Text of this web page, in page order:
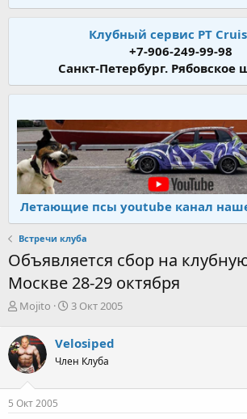
Клубный сервис PT
+7-906-249-99-98
Санкт-Петербург. Рябовское
Летающие псы youtube канал
Встречи клуба
Объявляется сбор на
Москве 28-29 октября
А
т
о
р
т
е
м
Mojito
Д
а
н
ч
3 Окт 2005
Velosiped
Член Клуба
5 Окт 2005